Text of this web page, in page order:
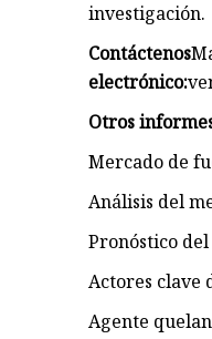
investigación.
Contáctenos
electrónico:
Otros
Mercado de
Análisis del
Pronóstico
Actores clave
Agente